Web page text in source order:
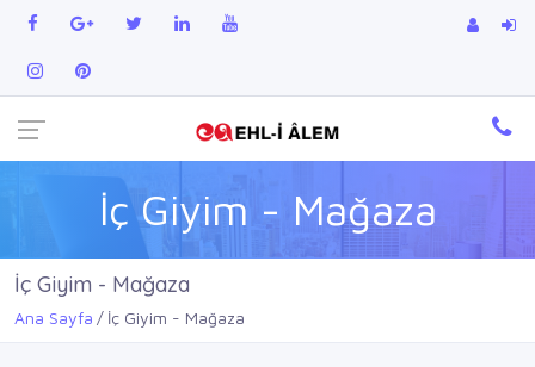
İç Giyim - Mağaza
İç Giyim - Mağaza
Ana Sayfa İç Giyim - Mağaza